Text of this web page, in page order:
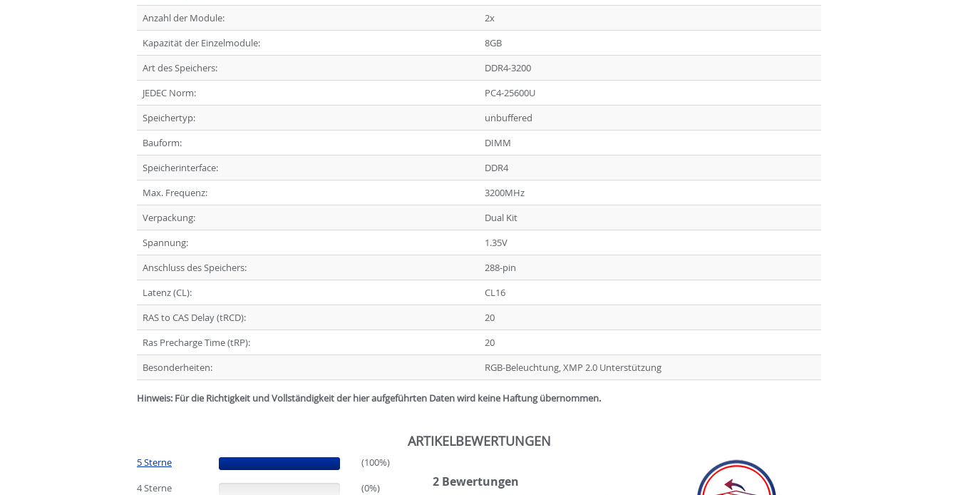
Anzahl der Module:
2x
Kapazität der Einzelmodule:
8GB
Art des Speichers:
DDR4-3200
JEDEC Norm:
PC4-25600U
Speichertyp:
unbuffered
Bauform:
DIMM
Speicherinterface:
DDR4
Max. Frequenz:
3200MHz
Verpackung:
Dual Kit
Spannung:
1.35V
Anschluss des Speichers:
288-pin
Latenz (CL):
CL16
RAS to CAS Delay (tRCD):
20
Ras Precharge Time (tRP):
20
Besonderheiten:
RGB-Beleuchtung, XMP 2.0 Unterstützung
Hinweis: Für die Richtigkeit und Vollständigkeit der hier aufgeführten Daten wird keine Haftung übernommen.
ARTIKELBEWERTUNGEN
5 Sterne (100%)
(100%)
4 Sterne
(0%)
2 Bewertungen